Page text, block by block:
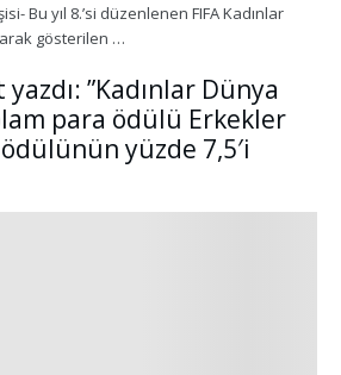
Bu yıl 8.’si düzenlenen FIFA Kadınlar
gösterilen …
”Kadınlar Dünya
para ödülü Erkekler
yüzde 7,5′i